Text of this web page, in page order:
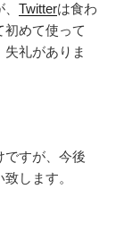
Twitterは食わ
めて使って
礼がありま
すが、今後
します。